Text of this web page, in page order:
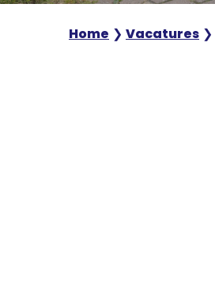
Home ❯ Vacatures ❯